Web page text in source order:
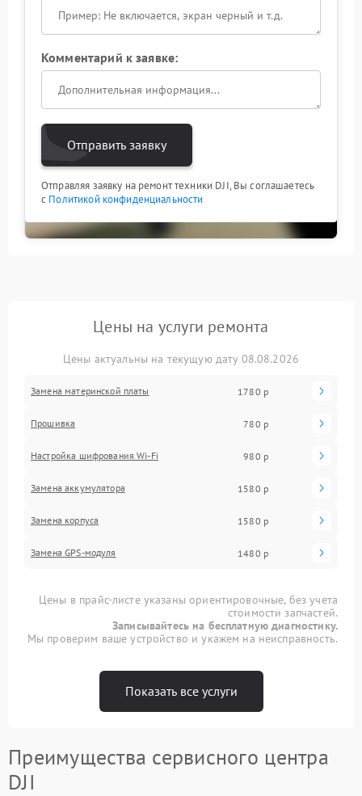
Комментарий к заявке:
Отправить заявку
Отправляя заявку на ремонт техники DJI, Вы соглашаетесь
с Политикой конфиденциальности
Цены на услуги ремонта
Цены актуальны на текущую дату 08.08.2026
Замена материнской платы 1780 р
Прошивка 780 р
Настройка шифрования Wi-Fi 980 р
Замена аккумулятора 1580 р
Замена корпуса 1580 р
Замена GPS-модуля 1480 р
Цены в прайс-листе указаны ориентировочные, без учета
стоимости запчастей.
Записывайтесь на бесплатную диагностику.
Мы проверим ваше устройство и укажем на неисправность.
Показать все услуги
Преимущества сервисного центра
DJI